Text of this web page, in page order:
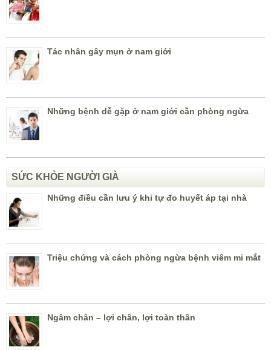
Tác nhân gây mụn ở nam giới
Những bệnh dễ gặp ở nam giới cần phòng ngừa
SỨC KHỎE NGƯỜI GIÀ
Những điều cần lưu ý khi tự đo huyết áp tại nhà
Triệu chứng và cách phòng ngừa bệnh viêm mi mắt
Ngâm chân – lợi chân, lợi toàn thân